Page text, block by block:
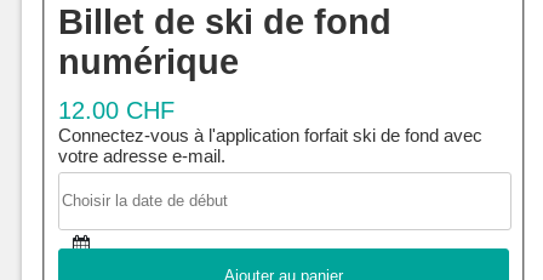
Billet de ski de fond
numérique
12.00 CHF
Connectez-vous à l'application forfait ski de fond avec
votre adresse e-mail.